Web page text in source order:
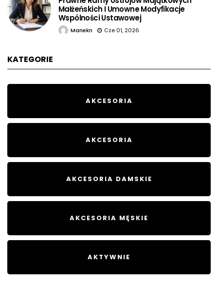
Małżeńskich I Umowne Modyfikacje
Wspólności Ustawowej
Manekn Cze 01, 2026
KATEGORIE
AKCESORIA
AKCESORIA
AKCESORIA DAMSKIE
AKCESORIA MĘSKIE
AKTYWNIE